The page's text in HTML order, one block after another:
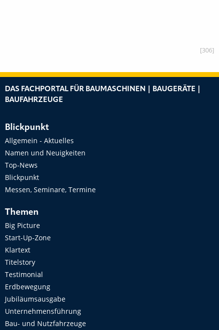
[306]
DAS FACHPORTAL FÜR BAUMASCHINEN | BAUGERÄTE |
BAUFAHRZEUGE
Blickpunkt
Allgemein - Aktuelles
Namen und Neuigkeiten
Top-News
Blickpunkt
Messen, Seminare, Termine
Themen
Big Picture
Start-Up-Zone
Klartext
Titelstory
Testimonial
Erdbewegung
Jubiläumsausgabe
Unternehmensführung
Bau- und Nutzfahrzeuge